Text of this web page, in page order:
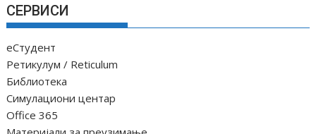
т
а
њ
е
ч
л
а
СЕРВИСИ
еСтудент
Ретикулум / Reticulum
Библиотека
Симулациони центар
Office 365